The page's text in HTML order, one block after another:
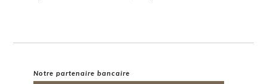
Notre partenaire bancaire